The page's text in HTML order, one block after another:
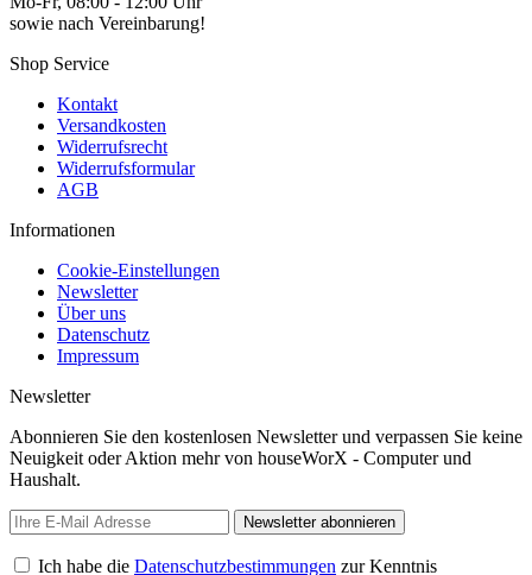
sowie nach Vereinbarung!
Shop Service
Kontakt
Versandkosten
Widerrufsrecht
Widerrufsformular
AGB
Informationen
Cookie-Einstellungen
Newsletter
Über uns
Datenschutz
Impressum
Newsletter
Abonnieren Sie den kostenlosen Newsletter und verpassen Sie keine
Neuigkeit oder Aktion mehr von houseWorX - Computer und
Haushalt.
Newsletter abonnieren
Ich habe die Datenschutzbestimmungen zur Kenntnis